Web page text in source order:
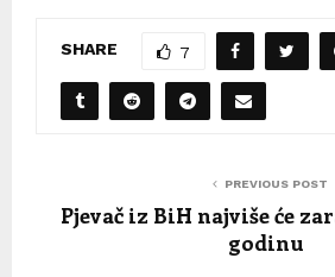
SHARE 7
PREVIOUS POST
Pjevač iz BiH najviše će
godinu